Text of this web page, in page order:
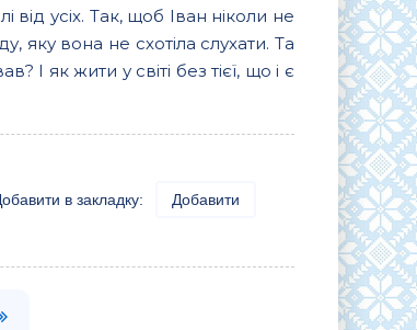
від усіх. Так, щоб Іван ніколи не
яку вона не схотіла слухати. Та
як жити у світі без тієї, що і є
в закладку: Добавити